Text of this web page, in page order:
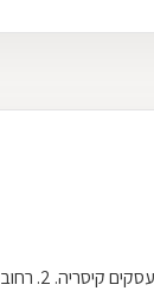
*משרדים: 1.רחוב אלון התבור 2 , פארק העסקים קיסריה. 2. רחוב